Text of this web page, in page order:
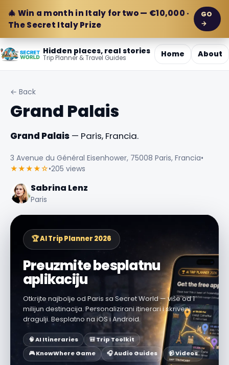
🎄 Win a month in Italy for two — €10,000 ·
The Secret Italy Prize
GO
→
Hidden places, real stories
Trip Planner & Travel Guides Home About
← Back
Grand Palais
Grand Palais — Paris, Francia.
3 Avenue du Général Eisenhower, 75008 Paris, Francia•
★★★★☆•205 views
Sabrina Lenz
Paris
🏆 AI Trip Planner 2026
Preuzmite besplatnu
aplikaciju
Otkrijte najbolje od Paris sa Secret World — više od 1
milijun destinacija. Personalizirani itinerari i skriveni
dragulji. Besplatno na iOS i Android.
🧠 AI Itineraries
🎒 Trip Toolkit
🎮 KnowWhere Game
🎧 Audio Guides 📹 Videos